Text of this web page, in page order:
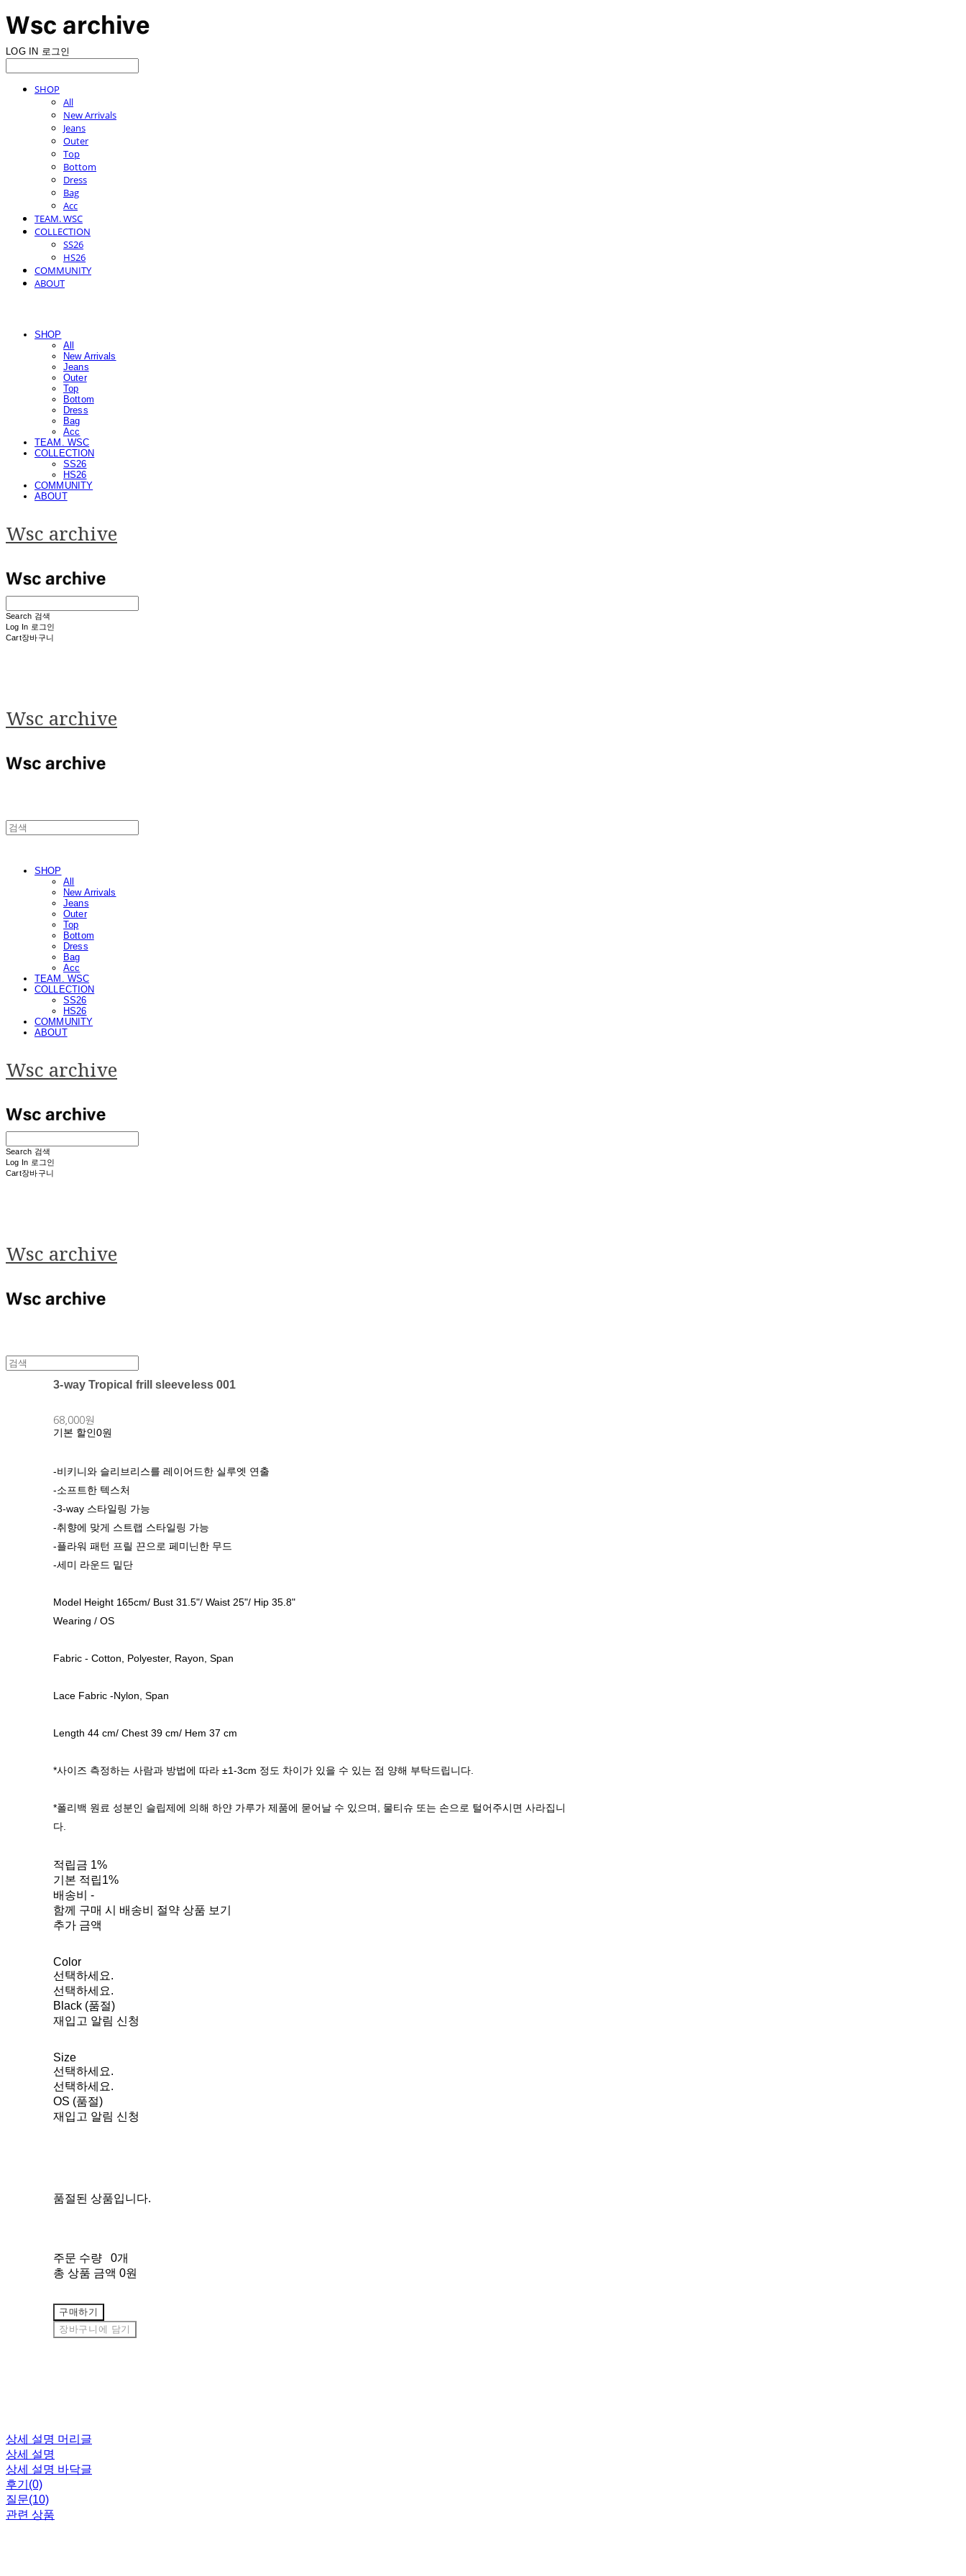
LOG IN 로그인
SHOP
All
New Arrivals
Jeans
Outer
Top
Bottom
Dress
Bag
Acc
TEAM. WSC
COLLECTION
SS26
HS26
COMMUNITY
ABOUT
SHOP
All
New Arrivals
Jeans
Outer
Top
Bottom
Dress
Bag
Acc
TEAM. WSC
COLLECTION
SS26
HS26
COMMUNITY
ABOUT
Wsc archive
Search 검색
Log In 로그인
Cart장바구니
Wsc archive
SHOP
All
New Arrivals
Jeans
Outer
Top
Bottom
Dress
Bag
Acc
TEAM. WSC
COLLECTION
SS26
HS26
COMMUNITY
ABOUT
Wsc archive
Search 검색
Log In 로그인
Cart장바구니
Wsc archive
3-way Tropical frill sleeveless 001
68,000원
기본 할인0원
-비키니와 슬리브리스를 레이어드한 실루엣 연출
-소프트한 텍스처
-3-way 스타일링 가능
-취향에 맞게 스트랩 스타일링 가능
-플라워 패턴 프릴 끈으로 페미닌한 무드
-세미 라운드 밑단
Model Height 165cm/ Bust 31.5"/ Waist 25"/ Hip 35.8"
Wearing / OS
Fabric - Cotton, Polyester, Rayon, Span
Lace Fabric -Nylon, Span
Length 44 cm/ Chest 39 cm/ Hem 37 cm
*사이즈 측정하는 사람과 방법에 따라 ±1-3cm 정도 차이가 있을 수 있는 점 양해 부탁드립니다.
*폴리백 원료 성분인 슬립제에 의해 하얀 가루가 제품에 묻어날 수 있으며, 물티슈 또는 손으로 털어주시면 사라집니
다.
적립금 1%
기본 적립1%
배송비-
함께 구매 시 배송비 절약 상품 보기
추가 금액
Color
선택하세요.
선택하세요.
Black (품절)
재입고 알림 신청
Size
선택하세요.
선택하세요.
OS (품절)
재입고 알림 신청
품절된 상품입니다.
주문 수량
0개
총 상품 금액 0원
구매하기
장바구니에 담기
상세 설명 머리글
상세 설명
상세 설명 바닥글
후기(0)
질문(10)
관련 상품